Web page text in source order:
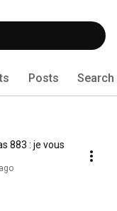
Posts Search
883 : je vous